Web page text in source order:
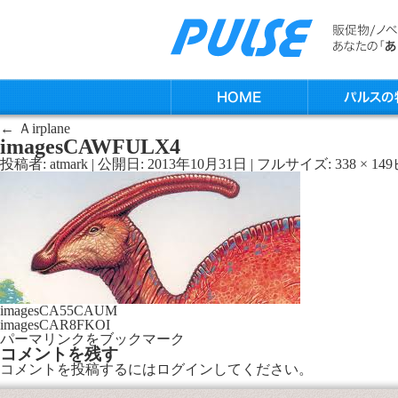
← Ａirplane
imagesCAWFULX4
投稿者: atmark | 公開日: 2013年10月31日 | フルサイズ: 338 × 149
imagesCA55CAUM
imagesCAR8FKOI
パーマリンク をブックマーク
コメントを残す
コメントを投稿するには ログイン してください。